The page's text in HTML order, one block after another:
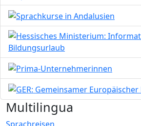
Bild
Bild
Bild
Bild
Multilingua
Sprachreisen